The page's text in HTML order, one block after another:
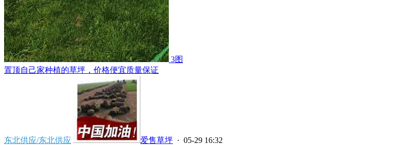
3图
置顶自己家种植的草坪，价格便宜质量保证
东北供应/东北供应 爱售草坪 · 05-29 16:32